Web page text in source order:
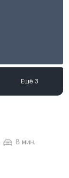
8 мин.